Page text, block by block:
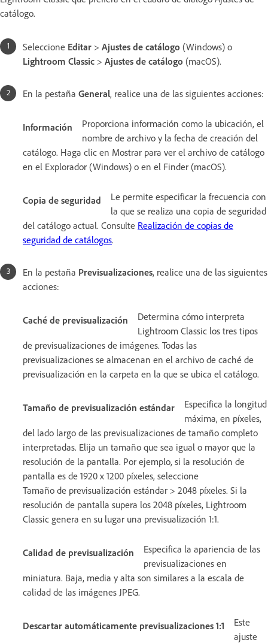
catálogo.
Seleccione Editar > Ajustes de catálogo (Windows) o
Lightroom Classic > Ajustes de catálogo (macOS).
En la pestaña General, realice una de las siguientes acciones:
Información
Proporciona información como la ubicación, el
nombre de archivo y la fecha de creación del
catálogo. Haga clic en Mostrar para ver el archivo de catálogo
en el Explorador (Windows) o en el Finder (macOS).
Copia de seguridad
Le permite especificar la frecuencia con
la que se realiza una copia de seguridad
del catálogo actual. Consulte Realización de copias de
seguridad de catálogos.
En la pestaña Previsualizaciones, realice una de las siguientes
acciones:
Caché de previsualización
Determina cómo interpreta
Lightroom Classic los tres tipos
de previsualizaciones de imágenes. Todas las
previsualizaciones se almacenan en el archivo de caché de
previsualización en la carpeta en la que se ubica el catálogo.
Tamaño de previsualización estándar
Especifica la longitud
máxima, en píxeles,
del lado largo de las previsualizaciones de tamaño completo
interpretadas. Elija un tamaño que sea igual o mayor que la
resolución de la pantalla. Por ejemplo, si la resolución de
pantalla es de 1920 x 1200 píxeles, seleccione
Tamaño de previsualización estándar > 2048 píxeles. Si la
resolución de pantalla supera los 2048 píxeles, Lightroom
Classic genera en su lugar una previsualización 1:1.
Calidad de previsualización
Especifica la apariencia de las
previsualizaciones en
miniatura. Baja, media y alta son similares a la escala de
calidad de las imágenes JPEG.
Descartar automáticamente previsualizaciones 1:1
Este
ajuste